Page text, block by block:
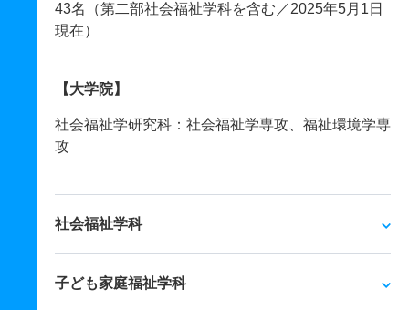
43名（第二部社会福祉学科を含む／2025年5月1日
現在）
【大学院】
社会福祉学研究科：社会福祉学専攻、福祉環境学専
攻
社会福祉学科
子ども家庭福祉学科